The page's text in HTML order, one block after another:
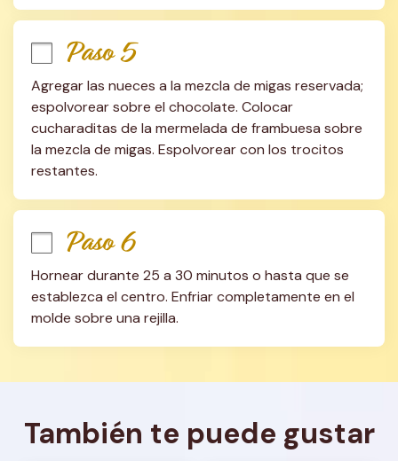
Paso 5
Agregar las nueces a la mezcla de migas reservada;
espolvorear sobre el chocolate. Colocar
cucharaditas de la mermelada de frambuesa sobre
la mezcla de migas. Espolvorear con los trocitos
restantes.
Paso 6
Hornear durante 25 a 30 minutos o hasta que se
establezca el centro. Enfriar completamente en el
molde sobre una rejilla.
También te puede gustar